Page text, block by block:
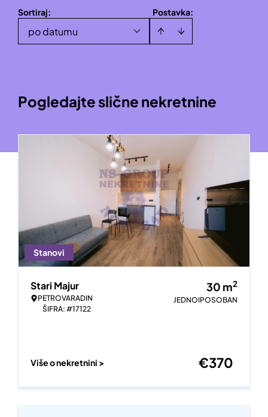
Postavka:
Sortiraj:
po datumu
Pogledajte slične nekretnine
Stanovi
Stari Majur
PETROVARADIN
ŠIFRA: #17122
30 m2
JEDNOIPOSOBAN
Više o nekretnini > €370